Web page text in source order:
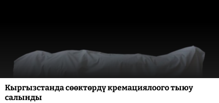
Кыргызстанда сөөктөрдү кремациялоого тыюу
салынды